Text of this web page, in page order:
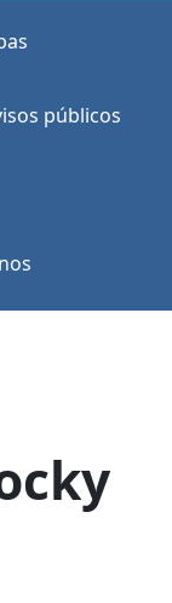
públicos